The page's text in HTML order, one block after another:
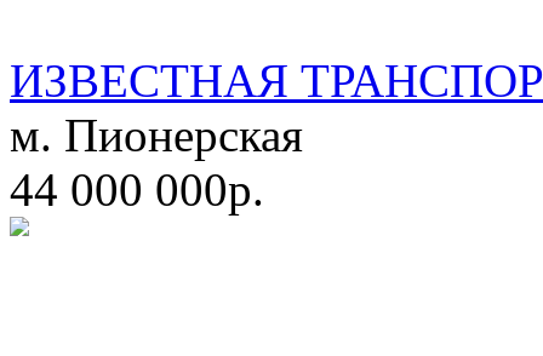
ИЗВЕСТНАЯ
м. Пионерская
44 000 000р.